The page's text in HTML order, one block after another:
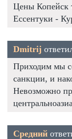
Цены Копейск
Ессентуки -
Dmitrij
Приходим мы
санкции, и
Невозможно
Средний